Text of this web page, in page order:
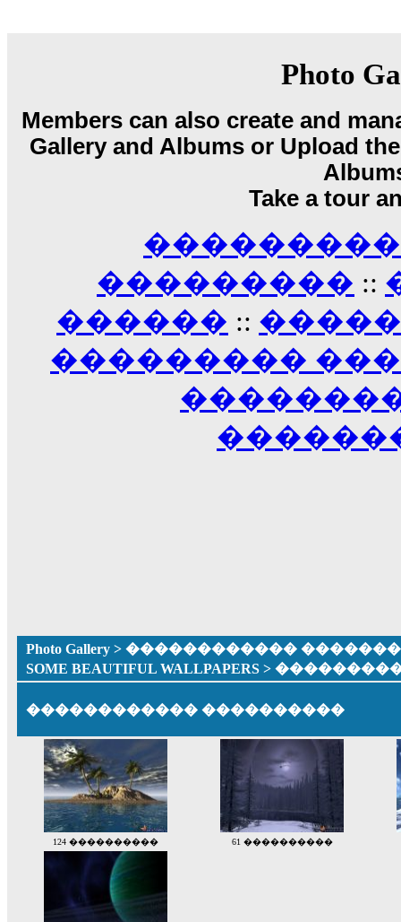
Echo, ���� �� ������� ��
������ �� �����.. "������" ���
15:33
��������� ����, ���������
����� ��������� ��
������! ��� ������ �� �����...
������� ���� ���� ������;
Photo
Members can also create and
Gallery and Albums or Upload
Take a tour
���������
��������� ::
������ ::
���������
Photo Gallery > ������������ ��������
SOME BEAUTIFUL WALLPAPERS >
������������ ����������
124 ���������� 61 ����������